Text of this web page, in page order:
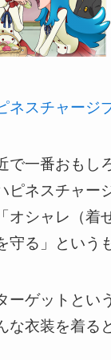
ネスチャージ
で一番おもし
ピネスチャー
オシャレ（着
守る」という
ーゲットとい
な衣装を着る